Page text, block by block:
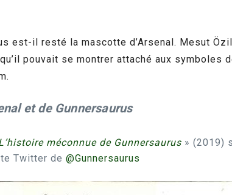
est-il resté la mascotte d’Arsenal. Mesut
pouvait se montrer attaché aux symboles
et de Gunnersaurus
méconnue de Gunnersaurus » (2019)
Twitter de @Gunnersaurus